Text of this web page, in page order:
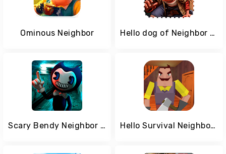
Ominous Neighbor Hello dog of Neighbor 2 : mission mine
Scary Bendy Neighbor Simulator - Bendy Games 2018 Hello Survival Neighbor 3D